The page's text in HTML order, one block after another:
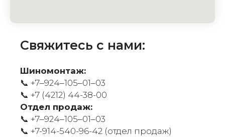
Свяжитесь с нами:
Шиномонтаж:
📞 +7‒924‒105‒01‒03
📞 +7 (4212) 44-38-00
Отдел продаж:
📞 +7‒924‒105‒01‒03
📞 +7-914-540-96-42 (отдел продаж)